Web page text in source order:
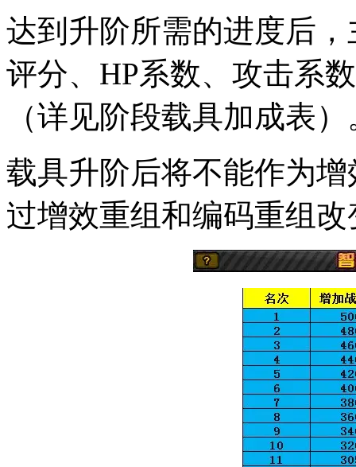
达到升阶所需的进度后
评分、HP系数、攻击系
（详见阶段载具加成表）
载具升阶后将不能作为
过增效重组和编码重组